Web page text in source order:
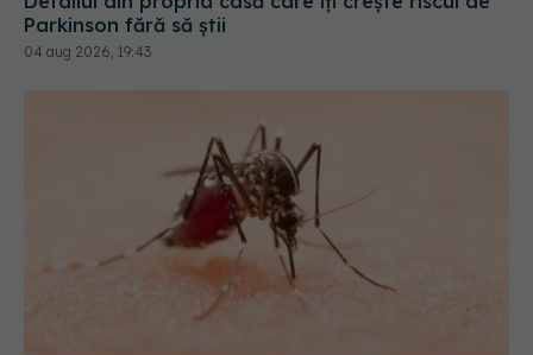
Virusul West Nile, confirmat la o tânără de 22 de
ani. Alte două cazuri suspecte, investigate la Iași